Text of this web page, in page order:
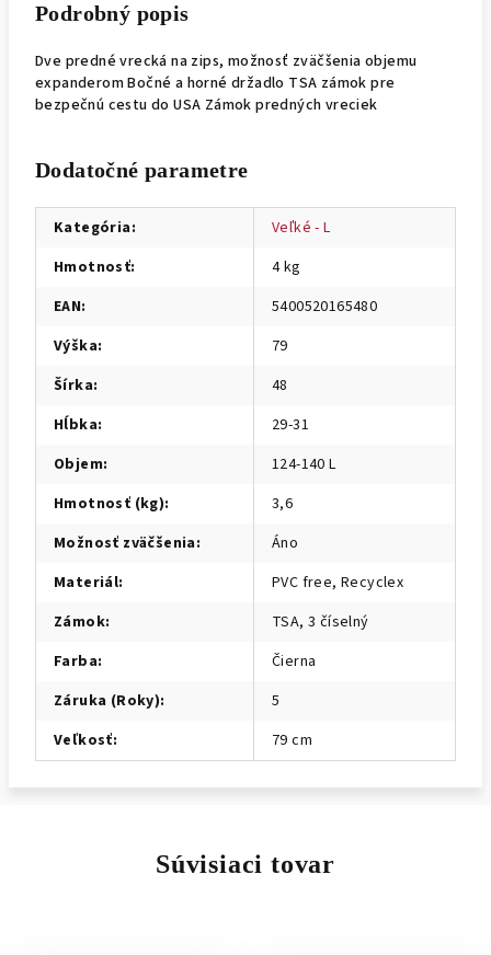
Podrobný popis
Dve predné vrecká na zips, možnosť zväčšenia objemu
expanderom Bočné a horné držadlo TSA zámok pre
bezpečnú cestu do USA Zámok predných vreciek
Dodatočné parametre
Kategória:
Veľké - L
Hmotnosť:
4 kg
EAN:
5400520165480
Výška:
79
Šírka:
48
Hĺbka:
29-31
Objem:
124-140 L
Hmotnosť (kg):
3,6
Možnosť zväčšenia:
Áno
Materiál:
PVC free, Recyclex
Zámok:
TSA, 3 číselný
Farba:
Čierna
Záruka (Roky):
5
Veľkosť: 79 cm
Súvisiaci tovar